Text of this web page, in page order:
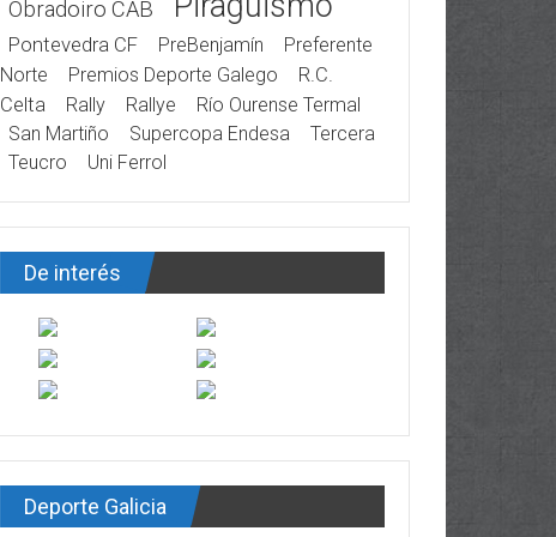
Obradoiro CAB
Pontevedra CF PreBenjamín
Preferente
Norte
Premios Deporte Galego
R.C.
Celta
Rally Rallye
Río Ourense Termal
San Martiño
Supercopa Endesa
Tercera
Teucro
Uni Ferrol
De interés
Deporte Galicia